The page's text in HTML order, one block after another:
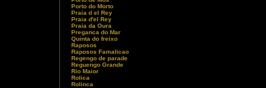
Porto do Morto
Praia d el Rey
Praia d'el Rey
Praia da Oura
Preganca do Mar
Quinta do freixo
Raposos
Raposos Famalicao
Regengo de parade
Reguengo Grande
Rio Maior
Rolica
Rolinca